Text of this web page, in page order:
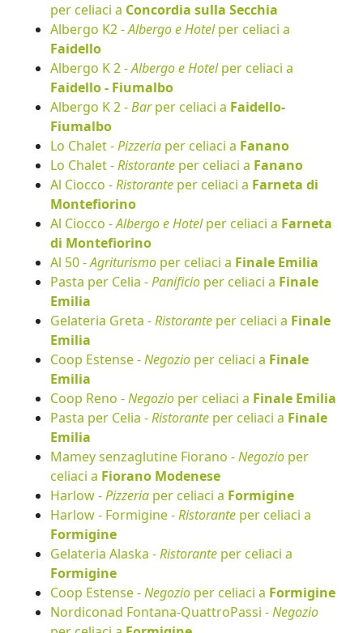
per celiaci a Concordia sulla Secchia
Albergo K2 -Albergo e Hotelper celiaci a
Faidello
Albergo K 2 -Albergo e Hotelper celiaci a
Faidello - Fiumalbo
Albergo K 2 -Barper celiaci a Faidello-
Fiumalbo
Lo Chalet -Pizzeria per celiaci a Fanano
Lo Chalet -Ristorante per celiaci a Fanano
Al Ciocco -Ristorante per celiaci a Farneta di
Montefiorino
Al Ciocco -Albergo e Hotelper celiaci a Farneta
di Montefiorino
Al 50 -Agriturismo per celiaci a Finale Emilia
Pasta per Celia -Panificio per celiaci a Finale
Emilia
Gelateria Greta -Ristorante per celiaci a Finale
Emilia
Coop Estense -Negozio per celiaci a Finale
Emilia
Coop Reno -Negozio per celiaci a Finale Emilia
Pasta per Celia -Ristorante per celiaci a Finale
Emilia
Mamey senzaglutine Fiorano -Negozio per
celiaci a Fiorano Modenese
Harlow -Pizzeria per celiaci a Formigine
Harlow - Formigine -Ristorante per celiaci a
Formigine
Gelateria Alaska -Ristorante per celiaci a
Formigine
Coop Estense -Negozio per celiaci a Formigine
Nordiconad Fontana-QuattroPassi -Negozio